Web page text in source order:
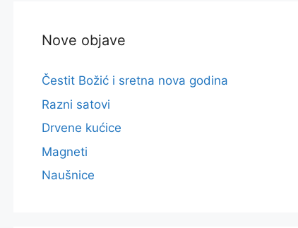
Nove objave
Čestit Božić i sretna nova godina
Razni satovi
Drvene kućice
Magneti
Naušnice